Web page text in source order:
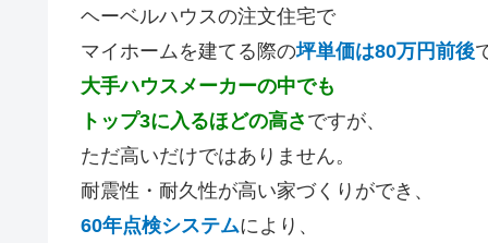
ヘーベルハウスの注文住宅で
マイホームを建てる際の坪単価は80万円前後
大手ハウスメーカーの中でも
トップ3に入るほどの高さ ですが、
ただ高いだけではありません。
耐震性・耐久性が高い家づくりができ、
60年点検システムにより、